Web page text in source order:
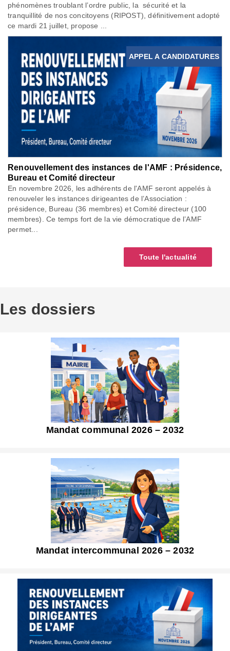
phénomènes troublant l’ordre public, la sécurité et la
tranquillité de nos concitoyens (RIPOST), définitivement adopté
ce mardi 21 juillet, propose ...
APPEL A CANDIDATURES
Renouvellement des instances de l'AMF : Présidence,
Bureau et Comité directeur
En novembre 2026, les adhérents de l'AMF seront appelés à
renouveler les instances dirigeantes de l’Association :
présidence, Bureau (36 membres) et Comité directeur (100
membres). Ce temps fort de la vie démocratique de l’AMF
permet...
Toute l'actualité
Les dossiers
Mandat communal 2026 – 2032
Mandat intercommunal 2026 – 2032